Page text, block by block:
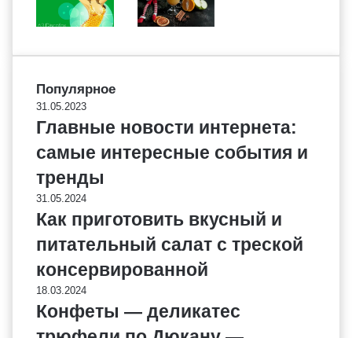
Популярное
31.05.2023
Главные новости интернета:
самые интересные события и
тренды
31.05.2024
Как приготовить вкусный и
питательный салат с треской
консервированной
18.03.2024
Конфеты — деликатес